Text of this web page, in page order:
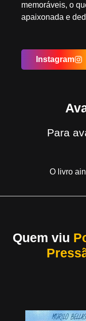
memoráveis, o
apaixonada e
Instagram
Para
O livro
Quem viu